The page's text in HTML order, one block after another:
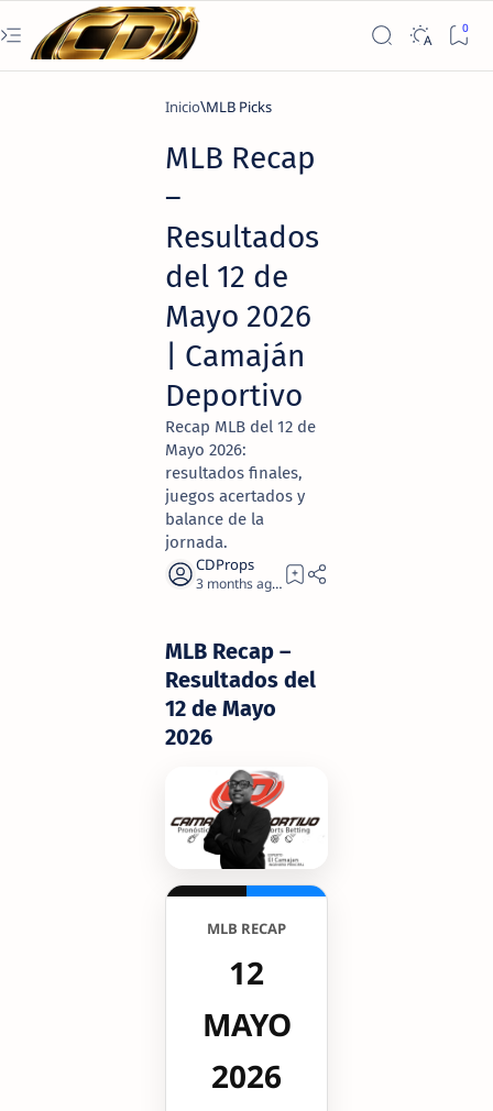
Inicio MLB Picks
MLB Recap
–
Resultados
del 12 de
Mayo 2026
| Camaján
Deportivo
Recap MLB del 12 de
Mayo 2026:
resultados finales,
juegos acertados y
balance de la
jornada.
3 months ago 2
MLB Recap –
Resultados del
12 de Mayo
2026
MLB RECAP
12
MAYO
2026